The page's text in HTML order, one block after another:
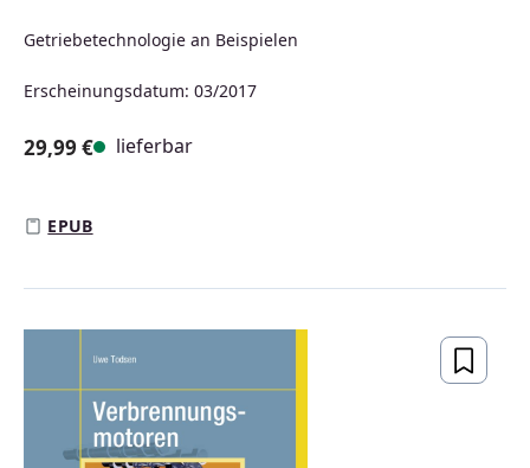
Getriebetechnologie an Beispielen
Erscheinungsdatum: 03/2017
29,99 € lieferbar
EPUB